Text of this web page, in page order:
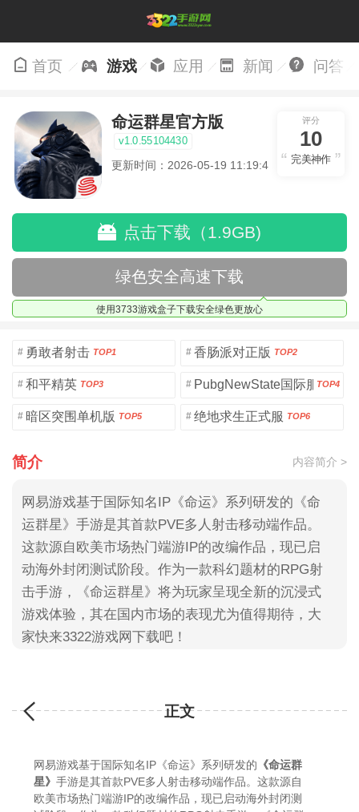
首页 游戏 应用 新闻 问答
命运群星官方版
v1.0.55104430
更新时间：2026-05-19 11:19:48
评分
10
完美神作
点击下载（1.9GB)
绿色安全高速下载
使用3733游戏盒子下载安全绿色更放心
# 勇敢者射击 TOP1 # 香肠派对正版 TOP2
# 和平精英 TOP3 # PubgNewState国际服TOP4
# 暗区突围单机版 TOP5 # 绝地求生正式服 TOP6
简介 内容简介 >
网易游戏基于国际知名IP《命运》系列研发的《命
运群星》手游是其首款PVE多人射击移动端作品。
这款源自欧美市场热门端游IP的改编作品，现已启
动海外封闭测试阶段。作为一款科幻题材的RPG射
击手游，《命运群星》将为玩家呈现全新的沉浸式
游戏体验，其在国内市场的表现尤为值得期待，大
家快来3322游戏网下载吧！
正文
网易游戏基于国际知名IP《命运》系列研发的 《命运群
星》手游是其首款PVE多人射击移动端作品。这款源自
欧美市场热门端游IP的改编作品，现已启动海外封闭测